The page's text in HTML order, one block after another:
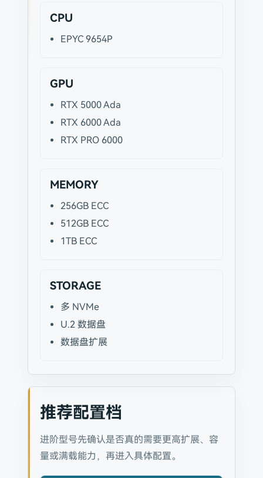
CPU
EPYC 9654P
GPU
RTX 5000 Ada
RTX 6000 Ada
RTX PRO 6000
MEMORY
256GB ECC
512GB ECC
1TB ECC
STORAGE
多 NVMe
U.2 数据盘
数据盘扩展
推荐配置档
进阶型号先确认是否真的需要更高扩展、容
量或满载能力，再进入具体配置。